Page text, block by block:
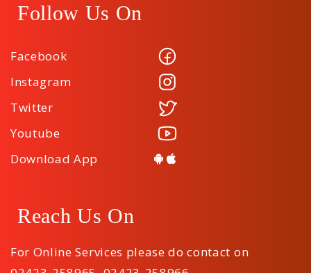
Follow Us On
Facebook
Instagram
Twitter
Youtube
Download App
Reach Us On
For Online Services please do contact on